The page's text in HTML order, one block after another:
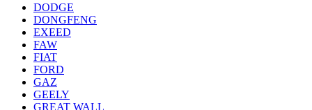
DODGE
DONGFENG
EXEED
FAW
FIAT
FORD
GAZ
GEELY
GREAT WALL